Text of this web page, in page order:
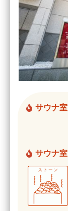
サウナ
サウナ